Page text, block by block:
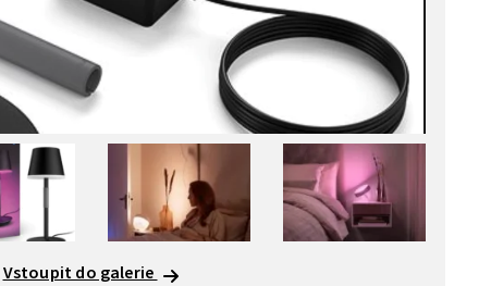
Vstoupit do galerie